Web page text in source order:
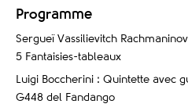
Programme
Sergueï Vassilievitch
5 Fantaisies-tableaux
Luigi Boccherini : Quintette avec
G448 del Fandango